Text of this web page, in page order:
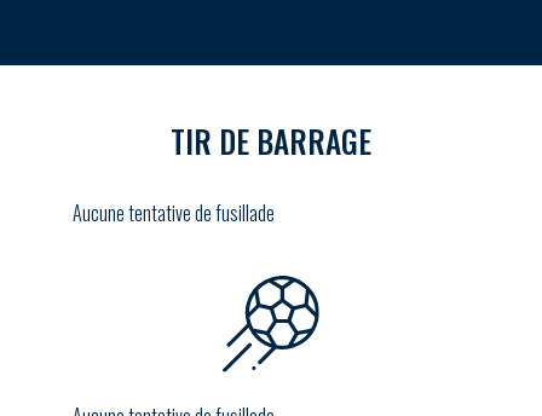
TIR DE BARRAGE
Aucune tentative de fusillade